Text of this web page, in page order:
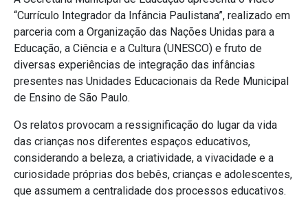
“Currículo Integrador da Infância Paulistana”, realizado em
parceria com a Organização das Nações Unidas para a
Educação, a Ciência e a Cultura (UNESCO) e fruto de
diversas experiências de integração das infâncias
presentes nas Unidades Educacionais da Rede Municipal
de Ensino de São Paulo.
Os relatos provocam a ressignificação do lugar da vida
das crianças nos diferentes espaços educativos,
considerando a beleza, a criatividade, a vivacidade e a
curiosidade próprias dos bebês, crianças e adolescentes,
que assumem a centralidade dos processos educativos.